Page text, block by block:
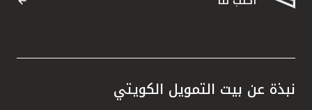
نبذة عن بيت التمويل الكويتي